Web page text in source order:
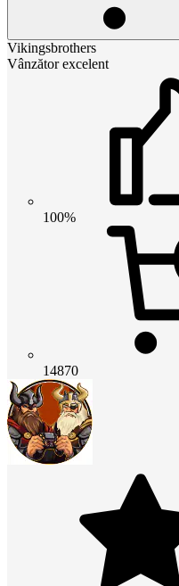
Vikingsbrothers
Vânzător excelent
100%
14870